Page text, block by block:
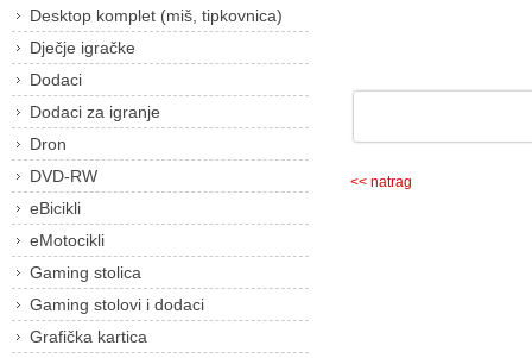
Desktop komplet (miš, tipkovnica)
Dječje igračke
Dodaci
Dodaci za igranje
Dron
DVD-RW
eBicikli
eMotocikli
Gaming stolica
Gaming stolovi i dodaci
Grafička kartica
<< natrag